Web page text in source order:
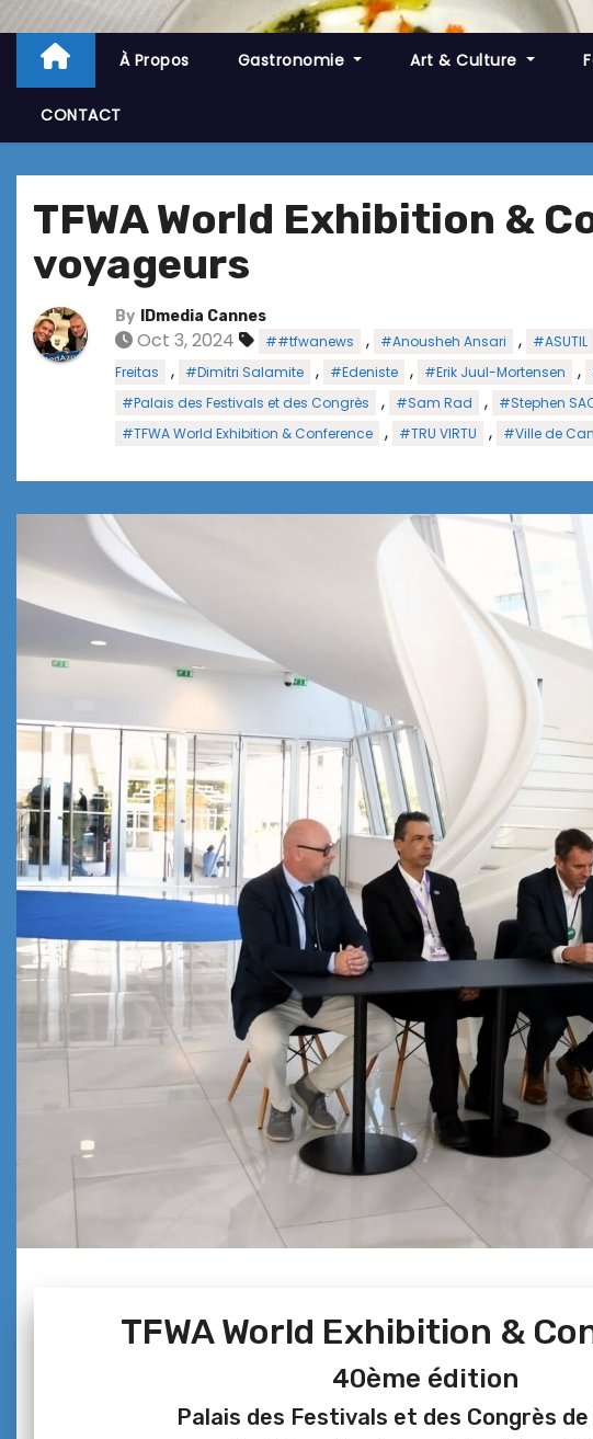
À Propos Gastronomie Art & Culture
CONTACT
TFWA World Exhibition &
voyageurs
By IDmedia Cannes
Oct 3, 2024 ##tfwanews , #Anousheh Ansari , #ASUTIL
Freitas
, #Dimitri Salamite , #Edeniste , #Erik Juul-Mortensen ,
#Palais des Festivals et des Congrès , #Sam Rad , #Stephen
#TFWA World Exhibition & Conference , #TRU VIRTU , #Ville de
TFWA World Exhibition &
40ème édition
Palais des Festivals et des Congrès de